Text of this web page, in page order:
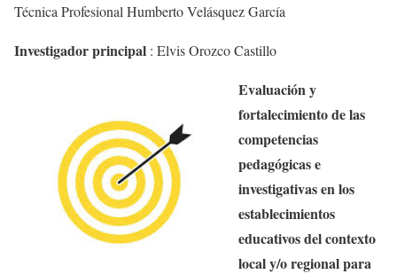
Técnica Profesional Humberto Velásquez García
Investigador principal : Elvis Orozco Castillo
Evaluación y
fortalecimiento de las
competencias
pedagógicas e
investigativas en los
establecimientos
educativos del contexto
local y/o regional para